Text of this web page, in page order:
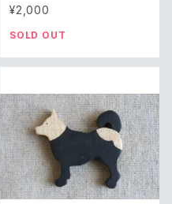
¥2,000
SOLD OUT